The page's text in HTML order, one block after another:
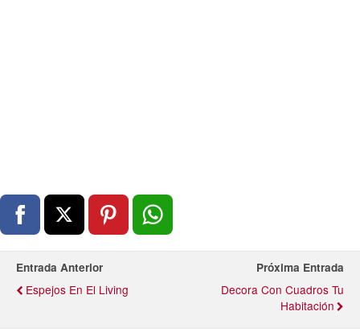
Entrada Anterior
Espejos En El Living
Próxima Entrada
Decora Con Cuadros Tu
Habitación